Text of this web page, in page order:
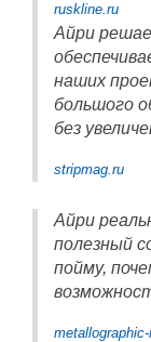
ruskline.ru
Айри
наших
большого
без
stripmag.ru
Айри
полезный
пойму,